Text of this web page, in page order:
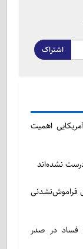
اشتراک
اهمیت
نشده‌اند
فراموش‌نشدنی
فساد در صدر